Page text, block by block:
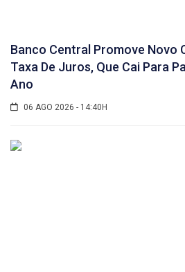
Banco Central Promove Novo
Taxa De Juros, Que Cai Para
Ano
06 AGO 2026 - 14:40H